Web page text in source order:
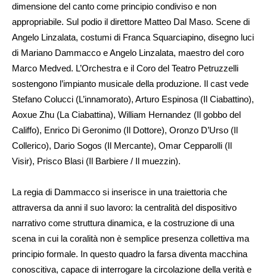
dimensione del canto come principio condiviso e non
appropriabile. Sul podio il direttore Matteo Dal Maso. Scene di
Angelo Linzalata, costumi di Franca Squarciapino, disegno luci
di Mariano Dammacco e Angelo Linzalata, maestro del coro
Marco Medved. L’Orchestra e il Coro del Teatro Petruzzelli
sostengono l’impianto musicale della produzione. Il cast vede
Stefano Colucci (L’innamorato), Arturo Espinosa (Il Ciabattino),
Aoxue Zhu (La Ciabattina), William Hernandez (Il gobbo del
Califfo), Enrico Di Geronimo (Il Dottore), Oronzo D’Urso (Il
Collerico), Dario Sogos (Il Mercante), Omar Cepparolli (Il
Visir), Prisco Blasi (Il Barbiere / Il muezzin).
La regia di Dammacco si inserisce in una traiettoria che
attraversa da anni il suo lavoro: la centralità del dispositivo
narrativo come struttura dinamica, e la costruzione di una
scena in cui la coralità non è semplice presenza collettiva ma
principio formale. In questo quadro la farsa diventa macchina
conoscitiva, capace di interrogare la circolazione della verità e